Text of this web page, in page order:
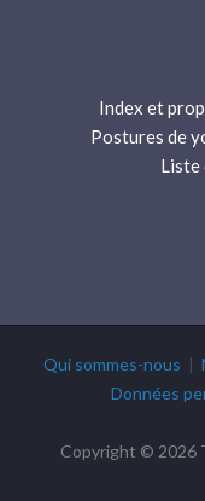
Index et
Postures de
Liste
Qui sommes-nous |
Données
Copyright © 2026